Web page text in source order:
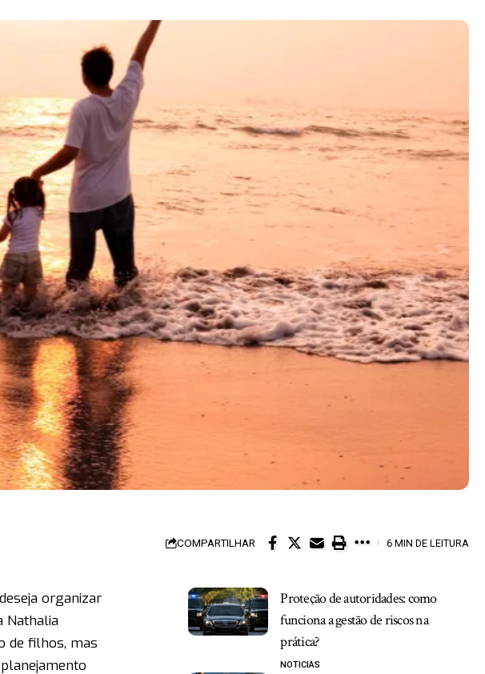
COMPARTILHAR 6 MIN DE LEITURA
organizar
Nathalia
de filhos, mas
Proteção de autoridades: como
funciona a gestão de riscos na
prática?
NOTICIAS